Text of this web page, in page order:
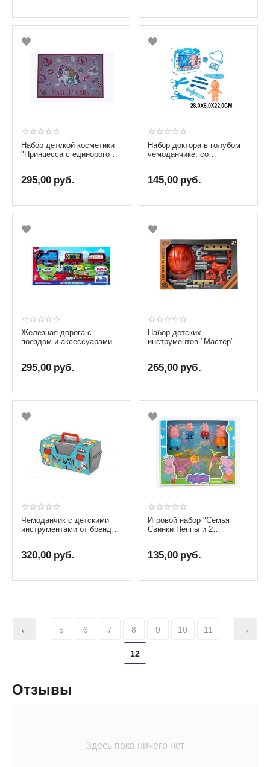
Набор детской косметики
"Принцесса с единорогом"
295,00 руб.
Набор доктора в голубом
чемоданчике, со
145,00 руб.
Железная дорога с
поездом и аксессуарами
295,00 руб.
Набор детских
инструментов "Мастер"
265,00 руб.
Чемоданчик с детскими
инструментами от бренда
320,00 руб.
Игровой набор "Семья
Свинки Пеппы и 2
135,00 руб.
5 6 7 8 9 10 11
12
Отзывы
Здесь пока ничего нет